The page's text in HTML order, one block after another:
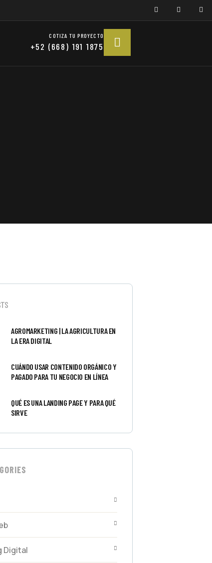
COTIZA TU PROYECTO
+52 (668) 191 1875
AGROMARKETING | LA AGRICULTURA EN
LA ERA DIGITAL
CUÁNDO USAR CONTENIDO ORGÁNICO Y
PAGADO PARA TU NEGOCIO EN LÍNEA
QUÉ ES UNA LANDING PAGE Y PARA QUÉ
SIRVE
Digital